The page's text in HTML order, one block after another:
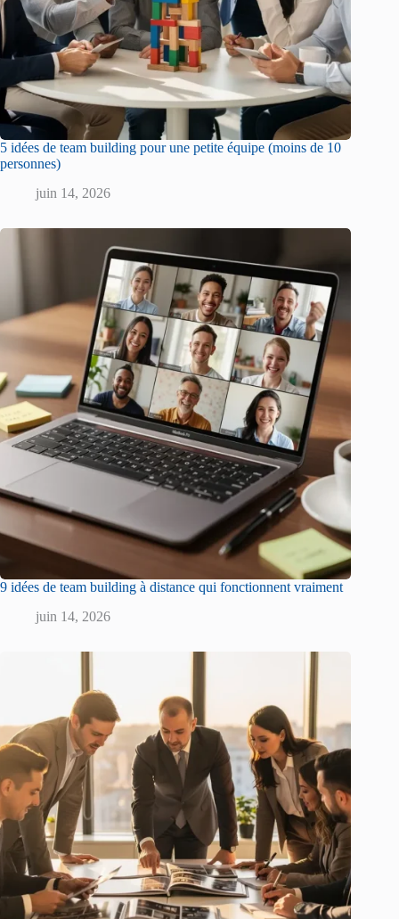
5 idées de team building pour une petite équipe (moins de 10
personnes)
juin 14, 2026
9 idées de team building à distance qui fonctionnent vraiment
juin 14, 2026